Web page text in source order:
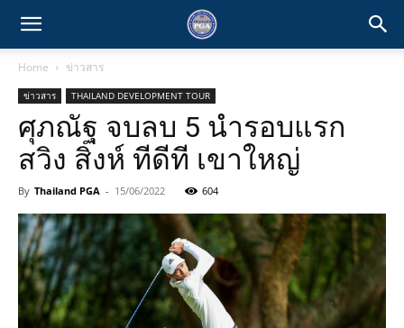
Home ข่าวสาร
ข่าวสาร THAILAND DEVELOPMENT TOUR
ศุภณัฐ จบลบ 5 นำรอบแรก
สวิง สิงห์ ทีดีที เขาใหญ่
By Thailand PGA - 15/06/2022 604